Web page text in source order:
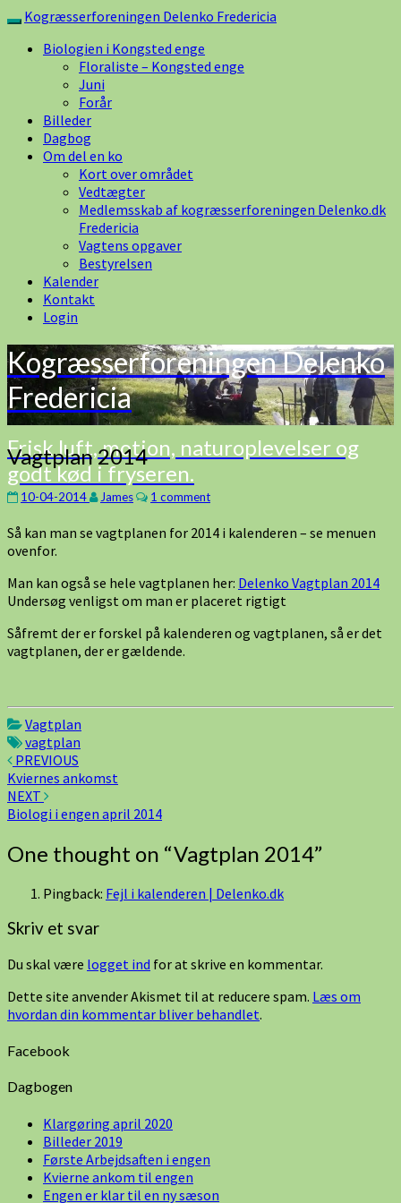
Skip
content
Toggle
navigation
Kogræsserforeningen Delenko Fredericia
Biologien i Kongsted enge
Floraliste – Kongsted enge
Juni
Forår
Billeder
Dagbog
Om del en ko
Kort over området
Vedtægter
Medlemsskab af kogræsserforeningen Delenko.dk
Fredericia
Vagtens opgaver
Bestyrelsen
Kalender
Kontakt
Login
Kogræsserforeningen Delenko
Fredericia
Frisk luft, motion, naturoplevelser og
godt kød i fryseren.
Vagtplan
2014
Vagtplan 2014
10-04-2014 James Comments
1 comment
Så kan man se vagtplanen for 2014 i kalenderen – se menuen
ovenfor.
Man kan også se hele vagtplanen her: Delenko Vagtplan 2014
Undersøg venligst om man er placeret rigtigt
Såfremt der er forskel på kalenderen og vagtplanen, så er det
vagtplanen, der er gældende.
Vagtplan
vagtplan
Post
navigation
PREVIOUS
Kviernes ankomst
NEXT
Biologi i engen april 2014
One thought on “Vagtplan 2014”
Pingback: Fejl i kalenderen | Delenko.dk
Skriv et svar
Du skal være logget ind for at skrive en kommentar.
Dette site anvender Akismet til at reducere spam. Læs om
hvordan din kommentar bliver behandlet.
Facebook
Dagbogen
Klargøring april 2020
Billeder 2019
Første Arbejdsaften i engen
Kvierne ankom til engen
Engen er klar til en ny sæson